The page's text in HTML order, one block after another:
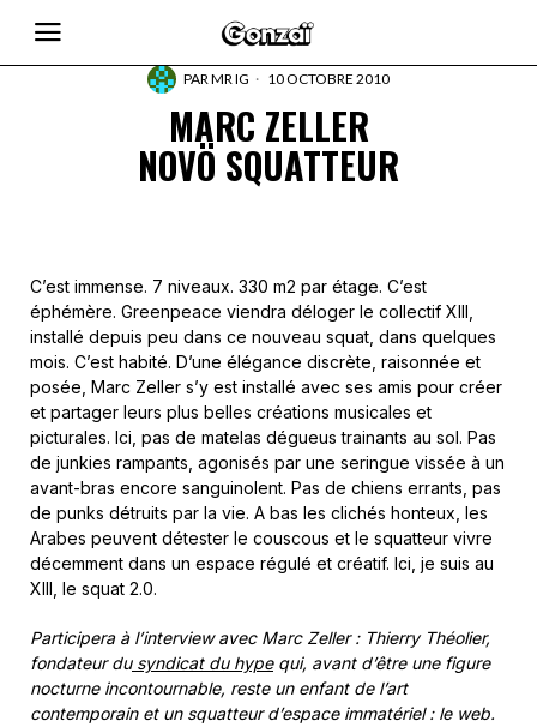
PARMR IG 10 OCTOBRE 2010
MARC ZELLER
NOVÖ SQUATTEUR
C’est immense. 7 niveaux. 330 m2 par étage. C’est
éphémère. Greenpeace viendra déloger le collectif XIII,
installé depuis peu dans ce nouveau squat, dans quelques
mois. C’est habité. D’une élégance discrète, raisonnée et
posée, Marc Zeller s’y est installé avec ses amis pour créer
et partager leurs plus belles créations musicales et
picturales. Ici, pas de matelas dégueus trainants au sol. Pas
de junkies rampants, agonisés par une seringue vissée à un
avant-bras encore sanguinolent. Pas de chiens errants, pas
de punks détruits par la vie. A bas les clichés honteux, les
Arabes peuvent détester le couscous et le squatteur vivre
décemment dans un espace régulé et créatif. Ici, je suis au
XIII, le squat 2.0.
Participera à l’interview avec Marc Zeller : Thierry Théolier,
fondateur dusyndicat du hypequi, avant d’être une figure
nocturne incontournable, reste un enfant de l’art
contemporain et un squatteur d’espace immatériel : le web.